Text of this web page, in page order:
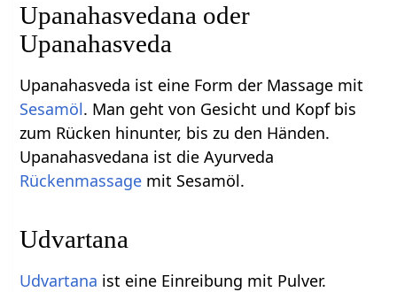
Upanahasvedana oder
Upanahasveda
Upanahasveda ist eine Form der Massage mit
Sesamöl. Man geht von Gesicht und Kopf bis
zum Rücken hinunter, bis zu den Händen.
Upanahasvedana ist die Ayurveda
Rückenmassage mit Sesamöl.
Udvartana
Udvartana ist eine Einreibung mit Pulver.